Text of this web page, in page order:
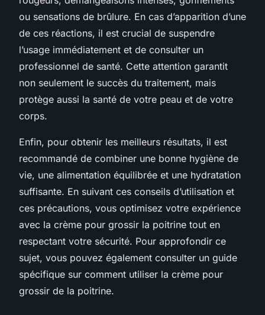
ou sensations de brûlure. En cas d’apparition d’une
de ces réactions, il est crucial de suspendre
l’usage immédiatement et de consulter un
professionnel de santé. Cette attention garantit
non seulement le succès du traitement, mais
protège aussi la santé de votre peau et de votre
corps.
Enfin, pour obtenir les meilleurs résultats, il est
recommandé de combiner une bonne hygiène de
vie, une alimentation équilibrée et une hydratation
suffisante. En suivant ces conseils d’utilisation et
ces précautions, vous optimisez votre expérience
avec la crème pour grossir la poitrine tout en
respectant votre sécurité. Pour approfondir ce
sujet, vous pouvez également consulter un guide
spécifique sur comment utiliser la crème pour
grossir de la poitrine.